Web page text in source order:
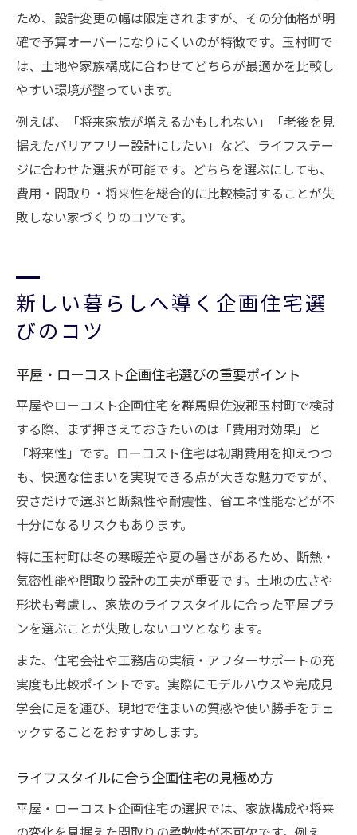
ため、設計変更の幅は限定されますが、その分価格が明
確で予算オーバーになりにくいのが特徴です。玉村町で
は、土地や家族構成に合わせてどちらが最適かを比較し
やすい環境が整っています。
例えば、「将来家族が増えるかもしれない」「老後を見
据えたバリアフリー設計にしたい」など、ライフステー
ジに合わせた選択が可能です。どちらを選ぶにしても、
費用・間取り・将来性を総合的に比較検討することが失
敗しない家づくりのコツです。
新しい暮らしへ導く企画住宅選
びのコツ
平屋・ローコスト企画住宅選びの重要ポイント
平屋やローコスト企画住宅を群馬県佐波郡玉村町で検討
する際、まず押さえておきたいのは「費用対効果」と
「将来性」です。ローコスト住宅は初期費用を抑えつつ
も、快適な住まいを実現できる点が大きな魅力ですが、
安さだけで選ぶと断熱性や耐震性、省エネ性能などが不
十分になるリスクもあります。
特に玉村町は冬の寒暖差や夏の暑さがあるため、断熱・
気密性能や間取り設計の工夫が重要です。土地の広さや
形状も考慮し、家族のライフスタイルに合った平屋プラ
ンを選ぶことが失敗しないコツとなります。
また、住宅会社や工務店の実績・アフターサポートの充
実度も比較ポイントです。実際にモデルハウスや完成見
学会に足を運び、現地で住まいの質感や使い勝手をチェ
ックすることをおすすめします。
ライフスタイルに合う企画住宅の見極め方
平屋・ローコスト企画住宅の選択では、家族構成や将来